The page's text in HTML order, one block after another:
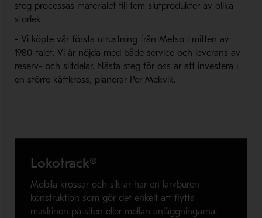
steg processas materialet till fem slutprodukter av olika
storlek.
- Vi köpte vår första utrustning från Metso i mitten av
1980-talet. Vi är nöjda med både service och leverans av
reserv- och slitdelar. Nästa steg för oss är att investera i
en större käftkross, planerar Per Mekvik.
Lokotrack®
Mobila krossar och siktar har en larvburen
konstruktion som gör det enkelt att flytta
maskinen på siten eller mellan anläggningarna.